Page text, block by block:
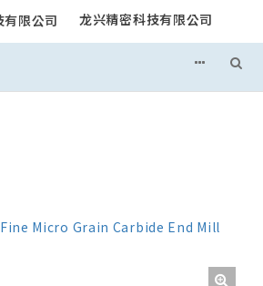
龙兴精密科技有限公司
Fine Micro Grain Carbide End Mill